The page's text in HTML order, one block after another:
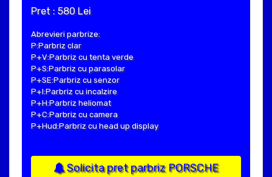
Pret : 580 Lei
Abrevieri parbrize:
P:Parbriz clar
P+V:Parbriz cu tenta verde
P+S:Parbriz cu parasolar
P+SE:Parbriz cu senzor
P+I:Parbriz cu incalzire
P+H:Parbriz heliomat
P+C:Parbriz cu camera
P+Hud:Parbriz cu head up display
Solicita pret parbriz PORSCHE